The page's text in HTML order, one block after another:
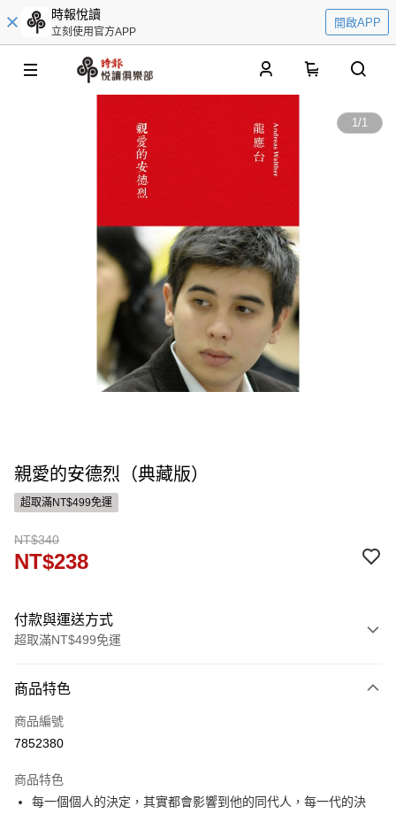
時報悅讀
立刻使用官方APP
開啟APP
1/1
親愛的安德烈（典藏版）
超取滿NT$499免運
NT$340
NT$238
付款與運送方式
超取滿NT$499免運
信用卡一次付款
ATM付款
運送方式
付款後全家取貨
商品特色
商品編號
7852380
商品特色
每一個個人的決定，其實都會影響到他的同代人，每一代的決